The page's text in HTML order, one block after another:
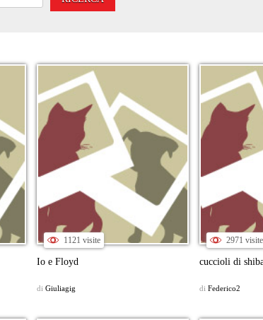
1121 visite
Io e Floyd
di Giuliagig
2971 visite
cuccioli di
di Federico2